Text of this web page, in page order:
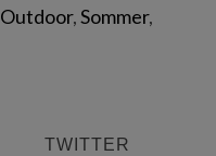
Outdoor,Sommer,
TWITTER